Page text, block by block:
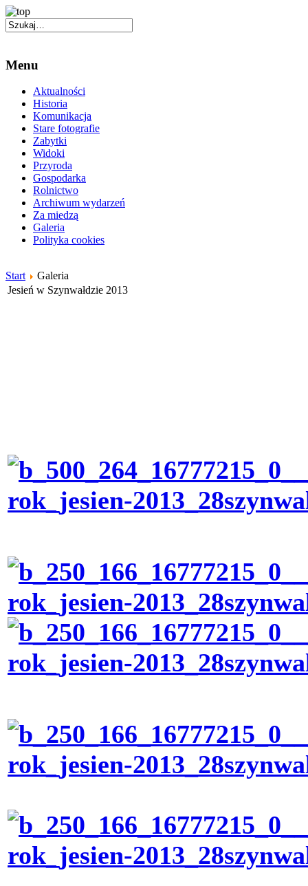
Menu
Aktualności
Historia
Komunikacja
Stare fotografie
Zabytki
Widoki
Przyroda
Gospodarka
Rolnictwo
Archiwum wydarzeń
Za miedzą
Galeria
Polityka cookies
Start
Galeria
Jesień w Szynwałdzie 2013